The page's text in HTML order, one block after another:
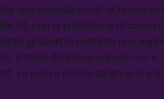
raccomandazione” di non
24, con la proibizione di
gli sport di contatto non
Il testo definitivo ancora non è
Le nuove norme saranno in